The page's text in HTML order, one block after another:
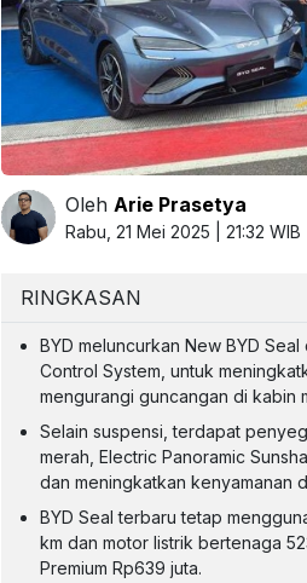
Oleh Arie Prasetya
Rabu, 21 Mei 2025 | 21:32 WIB
RINGKASAN
BYD meluncurkan New BYD
Control System, untuk
mengurangi guncangan di kabin
Selain suspensi, terdapat
merah, Electric Panoramic
dan meningkatkan kenyamanan
BYD Seal terbaru tetap
km dan motor listrik bertenaga
Premium Rp639 juta.